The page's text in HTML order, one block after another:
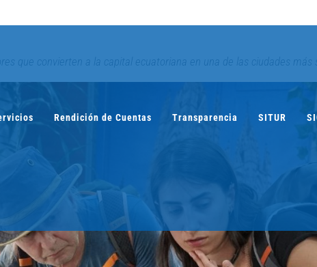
Rendición de Cuentas Transparencia SITUR
que convierten a la capital ecuatoriana en una de las ciudades más